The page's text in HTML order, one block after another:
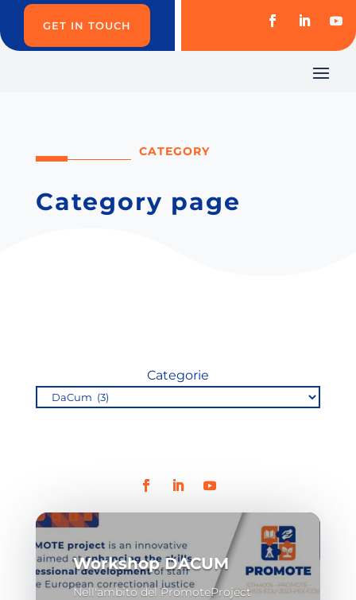
GET IN TOUCH
CATEGORY
Category page
Categorie
Workshop DACUM
Nell'ambito del PromoteProject